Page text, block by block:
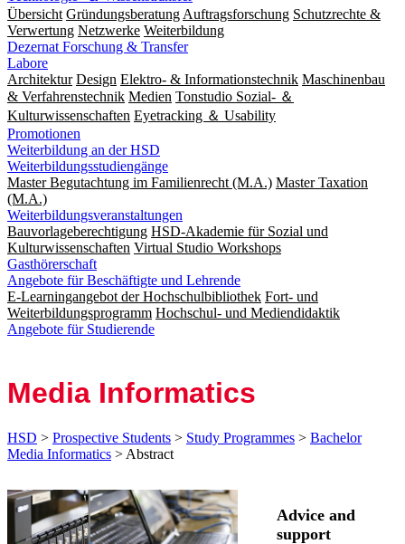
Übersicht Gründungsberatung Auftragsforschung Schutzrechte &
Verwertung Netzwerke Weiterbildung
Dezernat Forschung & Transfer
Labore
Architektur Design Elektro- & Informationstechnik Maschinenbau
& Verfahrenstechnik Medien Tonstudio Sozial- ＆
Kulturwissenschaften Eyetracking ＆ Usability
Promotionen
Weiterbildung an der HSD
Weiterbildungsstudiengänge
Master Begutachtung im Familienrecht (M.A.) Master Taxation
(M.A.)
Weiterbildungsveranstaltungen
Bauvorlageberechtigung HSD-Akademie für Sozial und
Kulturwissenschaften Virtual Studio Workshops
Gasthörerschaft
Angebote für Beschäftigte und Lehrende
E-Learningangebot der Hochschulbibliothek Fort- und
Weiterbildungsprogramm Hochschul- und Mediendidaktik
Angebote für Studierende
Me­di­a In­for­ma­tics
HSD > Prospective Students > Study Programmes > Bachelor
Media Informatics > Abstract
Advice and
support